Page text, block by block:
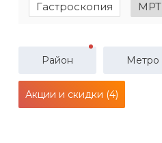
Гастроскопия МРТ
Район Метро
Акции и скидки (4)